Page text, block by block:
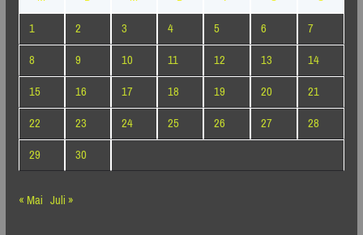
1
2 3 4 5 6
7
8
9 10 11 12 13
14
15
16 17 18 19 20
21
22
23 24 25 26 27
28
29
30
« Mai Juli »